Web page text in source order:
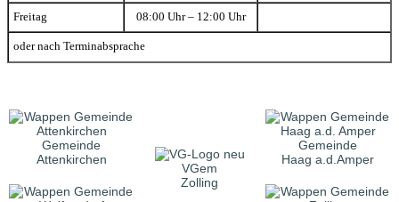
Freitag 08:00 Uhr – 12:00 Uhr
oder nach Terminabsprache
Gemeinde
Attenkirchen
VGem
Zolling
Gemeinde
Haag a.d.Amper